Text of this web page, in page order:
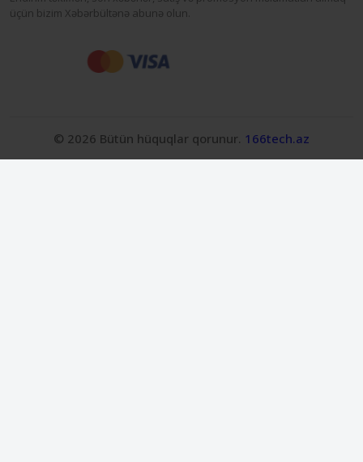
üçün bizim Xəbərbültənə abunə olun.
© 2026 Bütün hüquqlar qorunur. 166tech.az